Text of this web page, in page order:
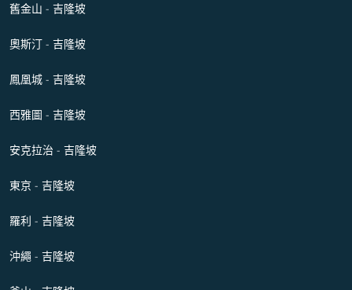
舊金山 - 吉隆坡
奧斯汀 - 吉隆坡
鳳凰城 - 吉隆坡
西雅圖 - 吉隆坡
安克拉治 - 吉隆坡
東京 - 吉隆坡
羅利 - 吉隆坡
沖繩 - 吉隆坡